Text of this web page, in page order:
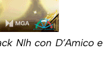
Nlh con D’Amico e